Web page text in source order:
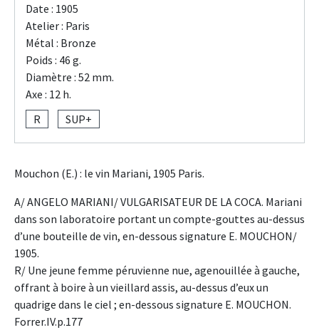
Date : 1905
Atelier : Paris
Métal : Bronze
Poids : 46 g.
Diamètre : 52 mm.
Axe : 12 h.
R
SUP+
Mouchon (E.) : le vin Mariani, 1905 Paris.
A/ ANGELO MARIANI/ VULGARISATEUR DE LA COCA. Mariani
dans son laboratoire portant un compte-gouttes au-dessus
d’une bouteille de vin, en-dessous signature E. MOUCHON/
1905.
R/ Une jeune femme péruvienne nue, agenouillée à gauche,
offrant à boire à un vieillard assis, au-dessus d’eux un
quadrige dans le ciel ; en-dessous signature E. MOUCHON.
Forrer.IV.p.177